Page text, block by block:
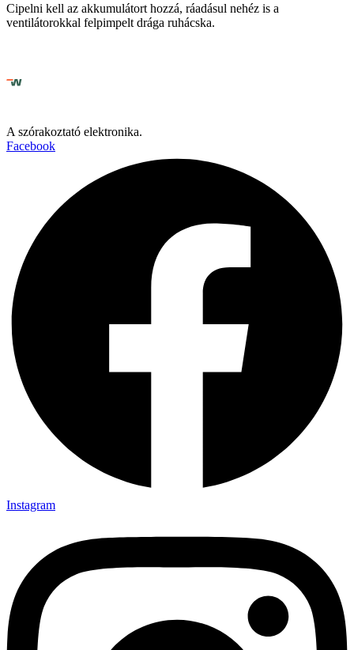
Cipelni kell az akkumulátort hozzá, ráadásul nehéz is a
ventilátorokkal felpimpelt drága ruhácska.
A szórakoztató elektronika.
Facebook
Instagram